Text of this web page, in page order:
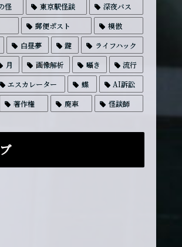
怪
東京駅怪談
深夜バス
郵便ポスト
模倣
白昼夢 鍵
ライフハック
月 画像解析 囁き
流行
エスカレーター 蝶
AI訴訟
著作権 廃車 怪談師